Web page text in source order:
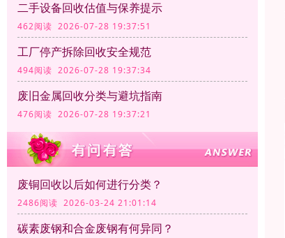
二手设备回收估值与保养提示
462阅读 2026-07-28 19:37:51
工厂停产拆除回收安全规范
494阅读 2026-07-28 19:37:34
废旧金属回收分类与避坑指南
476阅读 2026-07-28 19:37:21
废铜回收以后如何进行分类？
2486阅读 2026-03-24 21:01:14
碳素废钢和合金废钢有何异同？